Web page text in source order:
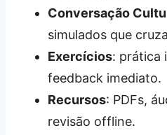
Conversação
simulados que
Exercícios: prática
feedback imediato.
Recursos: PDFs,
revisão offline.